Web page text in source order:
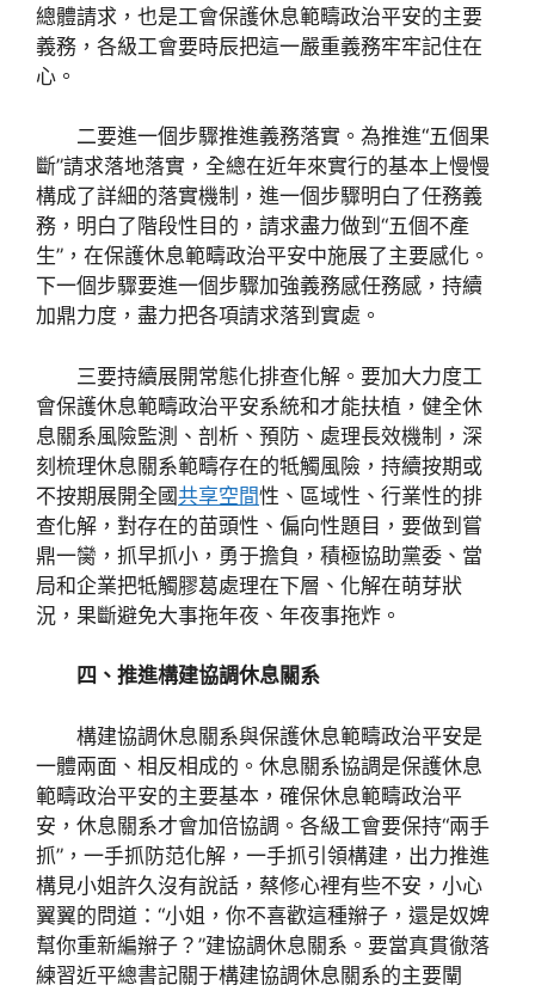
總體請求，也是工會保護休息範疇政治平安的主要
義務，各級工會要時辰把這一嚴重義務牢牢記住在
心。
二要進一個步驟推進義務落實。為推進“五個果
斷”請求落地落實，全總在近年來實行的基本上慢慢
構成了詳細的落實機制，進一個步驟明白了任務義
務，明白了階段性目的，請求盡力做到“五個不產
生”，在保護休息範疇政治平安中施展了主要感化。
下一個步驟要進一個步驟加強義務感任務感，持續
加鼎力度，盡力把各項請求落到實處。
三要持續展開常態化排查化解。要加大力度工
會保護休息範疇政治平安系統和才能扶植，健全休
息關系風險監測、剖析、預防、處理長效機制，深
刻梳理休息關系範疇存在的牴觸風險，持續按期或
不按期展開全國共享空間性、區域性、行業性的排
查化解，對存在的苗頭性、偏向性題目，要做到嘗
鼎一臠，抓早抓小，勇于擔負，積極協助黨委、當
局和企業把牴觸膠葛處理在下層、化解在萌芽狀
況，果斷避免大事拖年夜、年夜事拖炸。
四、推進構建協調休息關系
構建協調休息關系與保護休息範疇政治平安是
一體兩面、相反相成的。休息關系協調是保護休息
範疇政治平安的主要基本，確保休息範疇政治平
安，休息關系才會加倍協調。各級工會要保持“兩手
抓”，一手抓防范化解，一手抓引領構建，出力推進
構見小姐許久沒有說話，蔡修心裡有些不安，小心
翼翼的問道：“小姐，你不喜歡這種辮子，還是奴婢
幫你重新編辮子？”建協調休息關系。要當真貫徹落
練習近平總書記關于構建協調休息關系的主要闡